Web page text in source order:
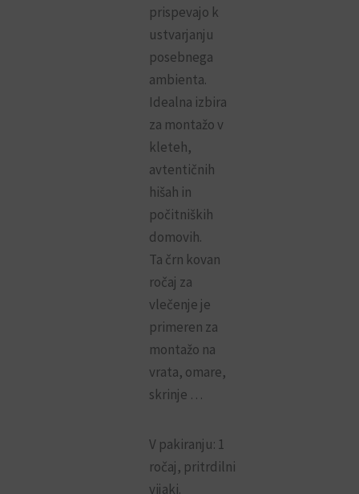
prispevajo k
ustvarjanju
posebnega
ambienta.
Idealna izbira
za montažo v
kleteh,
avtentičnih
hišah in
počitniških
domovih.
Ta črn kovan
ročaj za
vlečenje je
primeren za
montažo na
vrata, omare,
skrinje …
V pakiranju: 1
ročaj, pritrdilni
vijaki.